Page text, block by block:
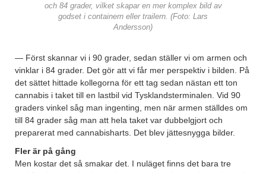
och 84 grader, vilket skapar en mer komplex bild av
godset i containern eller trailern. (Foto: Lars
Andersson)
— Först skannar vi i 90 grader, sedan ställer vi om armen och
vinklar i 84 grader. Det gör att vi får mer perspektiv i bilden. På
det sättet hittade kollegorna för ett tag sedan nästan ett ton
cannabis i taket till en lastbil vid Tysklandsterminalen. Vid 90
graders vinkel såg man ingenting, men när armen ställdes om
till 84 grader såg man att hela taket var dubbelgjort och
preparerat med cannabisharts. Det blev jättesnygga bilder.
Fler är på gång
Men kostar det så smakar det. I nuläget finns det bara tre